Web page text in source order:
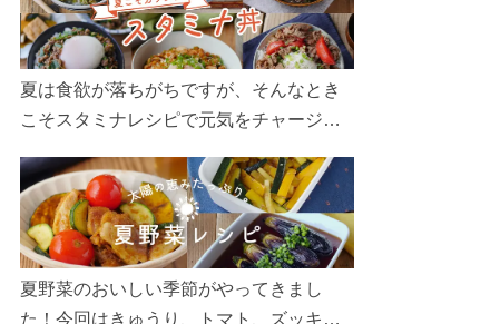
こめ油をもっと好きになるコンテンツを
ぜひお楽しみください。
夏は食欲が落ちがちですが、そんなとき
こそスタミナレシピで元気をチャージ！
リ食べて、夏バテを吹き飛ばしましょ
う！
夏野菜のおいしい季節がやってきまし
た！今回はきゅうり、トマト、ズッキー